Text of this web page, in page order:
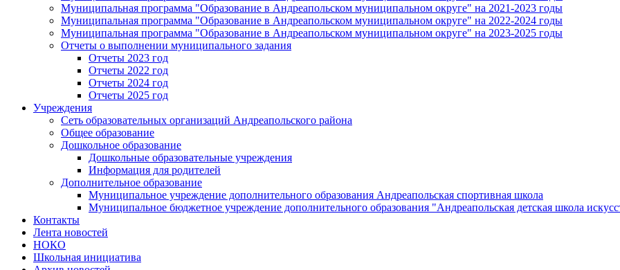
Муниципальная программа "Образование в Андреапольском муниципальном округе" на 2021-2023 годы
Муниципальная программа "Образование в Андреапольском муниципальном округе" на 2022-2024 годы
Муниципальная программа "Образование в Андреапольском муниципальном округе" на 2023-2025 годы
Отчеты о выполнении муниципального задания
Отчеты 2023 год
Отчеты 2022 год
Отчеты 2024 год
Отчеты 2025 год
Учреждения
Сеть образовательных организаций Андреапольского района
Общее образование
Дошкольное образование
Дошкольные образовательные учреждения
Информация для родителей
Дополнительное образование
Муниципальное учреждение дополнительного образования Андреапольская спортивная школа
Муниципальное бюджетное учреждение дополнительного образования "Андреапольская детская школа
Контакты
Лента новостей
НОКО
Школьная инициатива